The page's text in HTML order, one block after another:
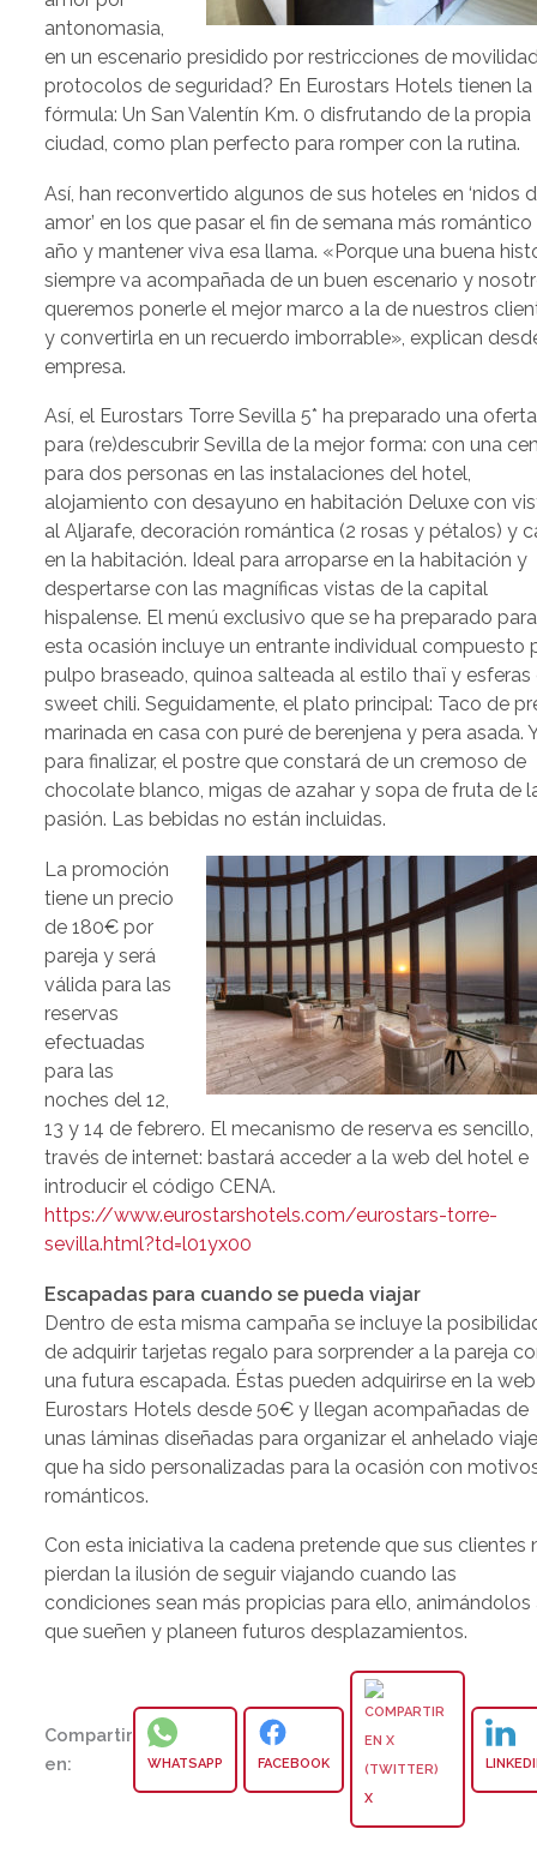
antonomasia,
en un escenario presidido por restricciones de
protocolos de seguridad? En Eurostars Hotels tienen la
fórmula: Un San Valentín Km. 0 disfrutando de la propia
ciudad, como plan perfecto para romper con la rutina.
Así, han reconvertido algunos de sus hoteles en ‘nidos
amor’ en los que pasar el fin de semana más
año y mantener viva esa llama. «Porque una buena
siempre va acompañada de un buen escenario y
queremos ponerle el mejor marco a la de nuestros
y convertirla en un recuerdo imborrable», explican
empresa.
Así, el Eurostars Torre Sevilla 5* ha preparado una oferta
para (re)descubrir Sevilla de la mejor forma: con una
para dos personas en las instalaciones del hotel,
alojamiento con desayuno en habitación Deluxe con
al Aljarafe, decoración romántica (2 rosas y pétalos) y
en la habitación. Ideal para arroparse en la habitación y
despertarse con las magníficas vistas de la capital
hispalense. El menú exclusivo que se ha preparado para
esta ocasión incluye un entrante individual compuesto
pulpo braseado, quinoa salteada al estilo thaï y esferas
sweet chili. Seguidamente, el plato principal: Taco de
marinada en casa con puré de berenjena y pera asada.
para finalizar, el postre que constará de un cremoso de
chocolate blanco, migas de azahar y sopa de fruta de
pasión. Las bebidas no están incluidas.
La promoción
tiene un precio
de 180€ por
pareja y será
válida para las
reservas
efectuadas
para las
noches del 12,
13 y 14 de febrero. El mecanismo de reserva es sencillo,
través de internet: bastará acceder a la web del hotel e
introducir el código CENA.
https://www.eurostarshotels.com/eurostars-torre-
sevilla.html?td=l01yx00
Escapadas para cuando se pueda viajar
Dentro de esta misma campaña se incluye la
de adquirir tarjetas regalo para sorprender a la pareja
una futura escapada. Éstas pueden adquirirse en la
Eurostars Hotels desde 50€ y llegan acompañadas de
unas láminas diseñadas para organizar el anhelado
que ha sido personalizadas para la ocasión con
románticos.
Con esta iniciativa la cadena pretende que sus clientes
pierdan la ilusión de seguir viajando cuando las
condiciones sean más propicias para ello, animándolos
que sueñen y planeen futuros desplazamientos.
Compartir
en:
WHATSAPP FACEBOOK
X